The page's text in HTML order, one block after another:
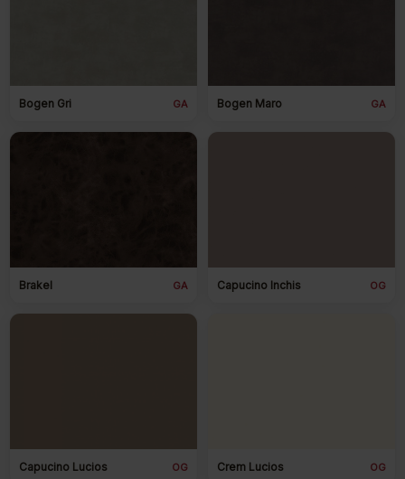
Bogen Gri GA Bogen Maro GA
Brakel GA Capucino Inchis OG
Capucino Lucios OG Crem Lucios OG